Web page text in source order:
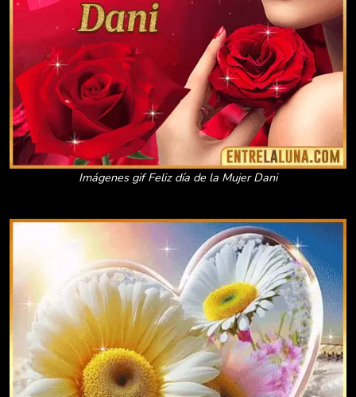
Imágenes gif Feliz día de la Mujer Dani